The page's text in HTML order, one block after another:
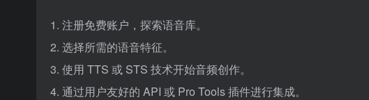
1. 注册免费账户，探索语音库。
2. 选择所需的语音特征。
3. 使用 TTS 或 STS 技术开始音频创作。
4. 通过用户友好的 API 或 Pro Tools 插件进行集成。